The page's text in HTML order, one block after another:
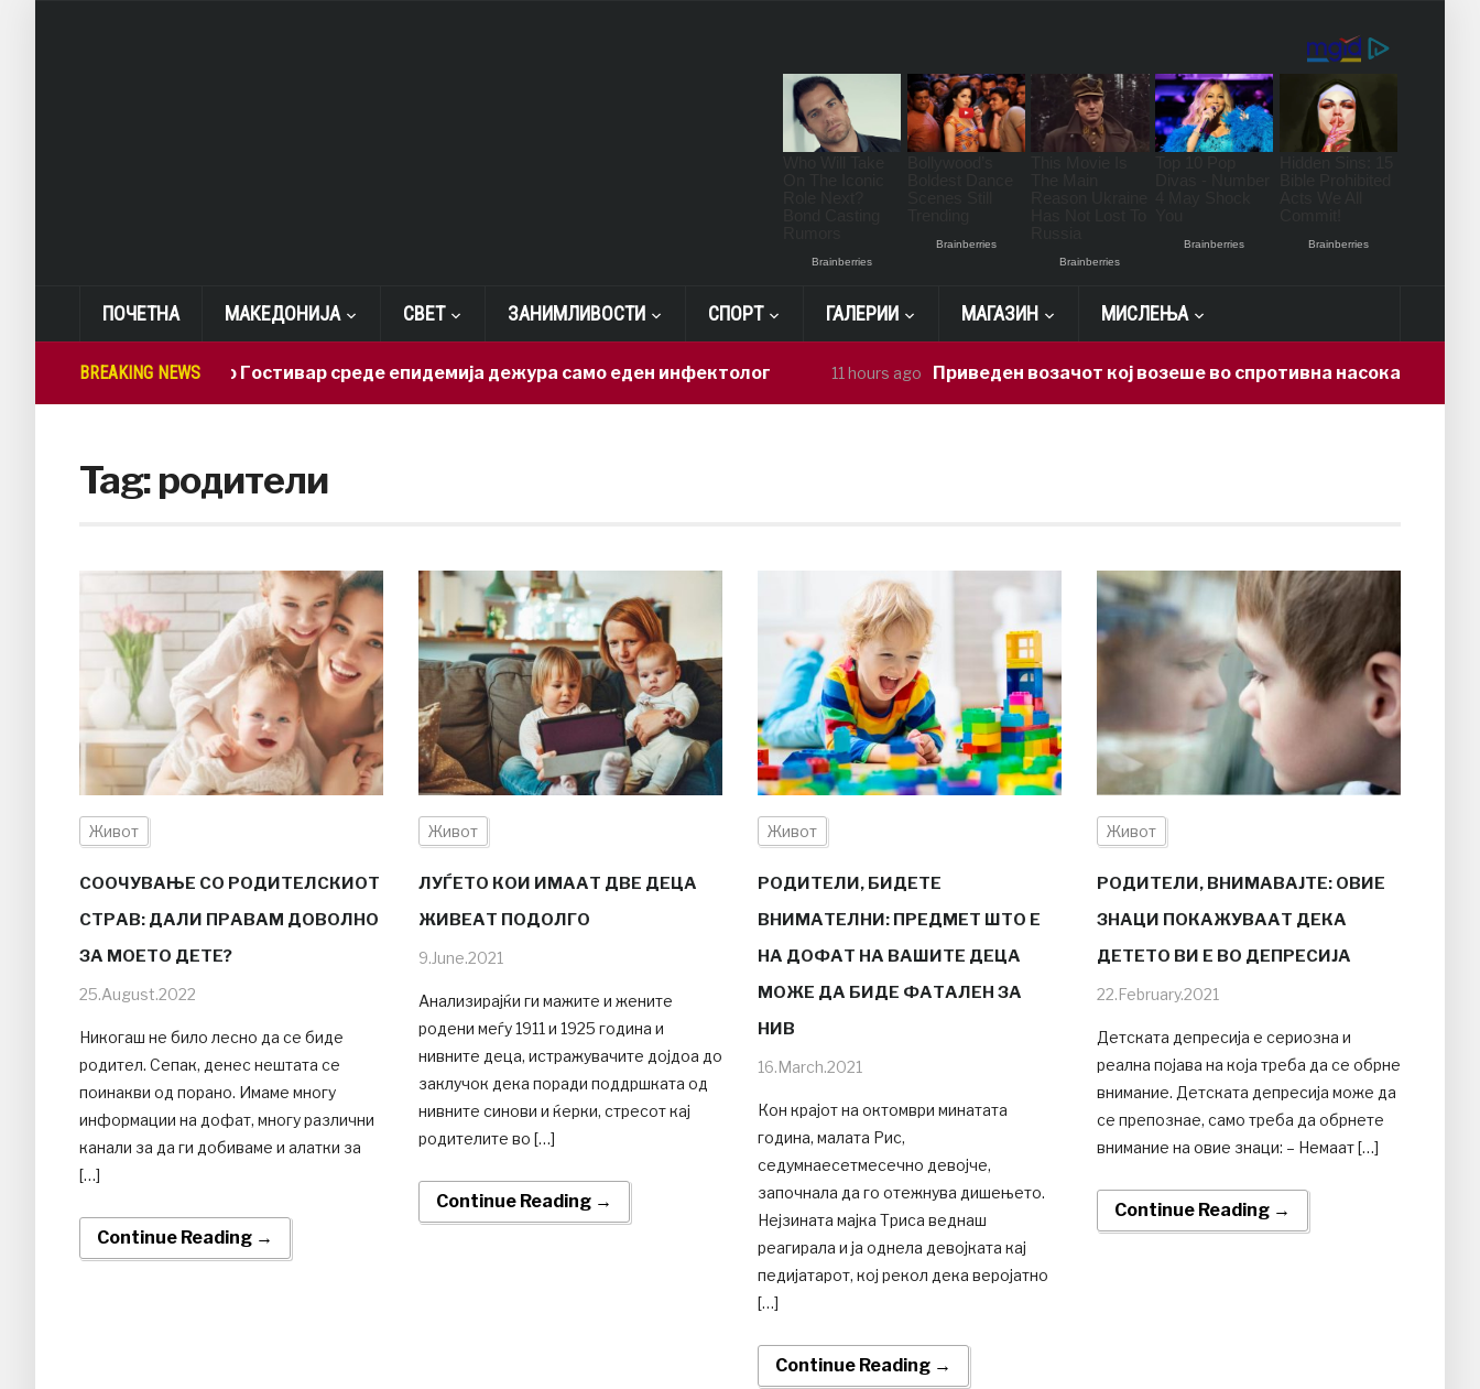
ПОЧЕТНА МАКЕДОНИЈА СВЕТ ЗАНИМЛИВОСТИ СПОРТ ГАЛЕРИИ МАГАЗИН МИСЛЕЊА
BREAKING NEWS
СДСМ: Во Гостивар среде епидемија дежура само еден инфектолог 11 hours ago Приведен возачот кој возеше во спротивна насока на
Tag:родители
Живот
СООЧУВАЊЕ СО РОДИТЕЛСКИОТ
СТРАВ: ДАЛИ ПРАВАМ ДОВОЛНО
ЗА МОЕТО ДЕТЕ?
25.August.2022
Никогаш не било лесно да се биде
родител. Сепак, денес нештата се
поинакви од порано. Имаме многу
информации на дофат, многу различни
канали за да ги добиваме и алатки за
[…]
Continue Reading →
Живот
ЛУЃЕТО КОИ ИМААТ ДВЕ ДЕЦА
ЖИВЕАТ ПОДОЛГО
9.June.2021
Анализирајќи ги мажите и жените
родени меѓу 1911 и 1925 година и
нивните деца, истражувачите дојдоа до
заклучок дека поради поддршката од
нивните синови и ќерки, стресот кај
родителите во […]
Continue Reading →
Живот
РОДИТЕЛИ, БИДЕТЕ
ВНИМАТЕЛНИ: ПРЕДМЕТ ШТО Е
НА ДОФАТ НА ВАШИТЕ ДЕЦА
МОЖЕ ДА БИДЕ ФАТАЛЕН ЗА
НИВ
16.March.2021
Кон крајот на октомври минатата
година, малата Рис,
седумнаесетмесечно девојче,
започнала да го отежнува дишењето.
Нејзината мајка Триса веднаш
реагирала и ја однела девојката кај
педијатарот, кој рекол дека веројатно
[…]
Continue Reading →
Живот
РОДИТЕЛИ, ВНИМАВАЈТЕ: ОВИЕ
ЗНАЦИ ПОКАЖУВААТ ДЕКА
ДЕТЕТО ВИ Е ВО ДЕПРЕСИЈА
22.February.2021
Детската депресија е сериозна и
реална појава на која треба да се обрне
внимание. Детската депресија може да
се препознае, само треба да обрнете
внимание на овие знаци: – Немаат […]
Continue Reading →